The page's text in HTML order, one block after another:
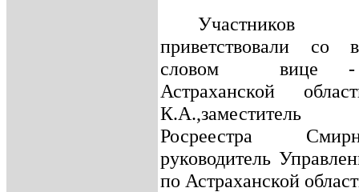
Участников
приветствовали со
словом
вице -
Астраханской
К.А.,заместитель
Росреестра
руководитель
по Астраханской